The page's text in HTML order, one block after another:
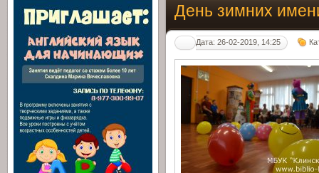
День зимних
Дата: 26-02-2019, 14:25